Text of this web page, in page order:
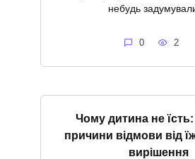
небудь
0 2
Чому дитина не
причини відмови від
вирішення